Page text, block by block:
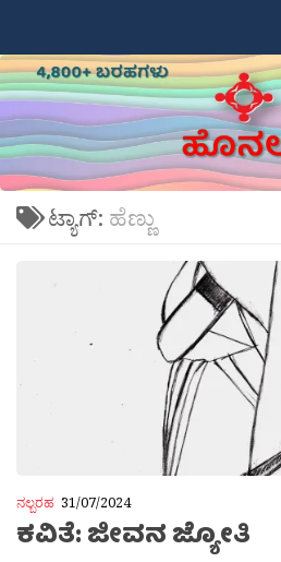
ಟ್ಯಾಗ್: ಹೆಣ್ಣು
ನಲ್ಬರಹ 31/07/2024
ಕವಿತೆ: ಜೀವನ ಜ್ಯೋತಿ